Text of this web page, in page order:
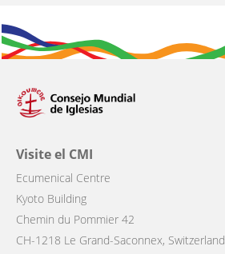
Visite el CMI
Ecumenical Centre
Kyoto Building
Chemin du Pommier 42
CH-1218 Le Grand-Saconnex, Switzerland